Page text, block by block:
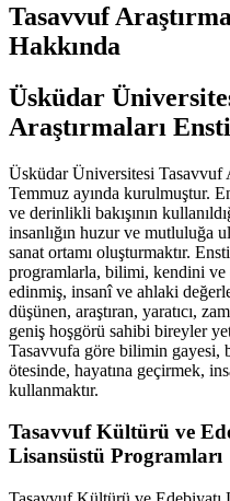
Tasavvuf
Hakkında
Üsküdar
Araştırmaları
Üsküdar Üniversitesi Tasavvuf
Temmuz ayında kurulmuştur.
ve derinlikli bakışının
insanlığın huzur ve mutluluğa
sanat ortamı oluşturmaktır.
programlarla, bilimi, kendini ve
edinmiş, insanî ve ahlaki
düşünen, araştıran, yaratıcı,
geniş hoşgörü sahibi bireyler
Tasavvufa göre bilimin gayesi,
ötesinde, hayatına geçirmek,
kullanmaktır.
Tasavvuf Kültürü ve
Lisansüstü Programları